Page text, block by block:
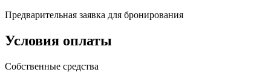
Предварительная заявка для бронирования
Условия оплаты
Собственные средства